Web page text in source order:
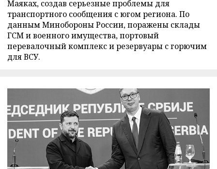
Маяках, создав серьезные проблемы для
транспортного сообщения с югом региона. По
данным Минобороны России, поражены склады
ГСМ и военного имущества, портовый
перевалочный комплекс и резервуары с горючим
для ВСУ.